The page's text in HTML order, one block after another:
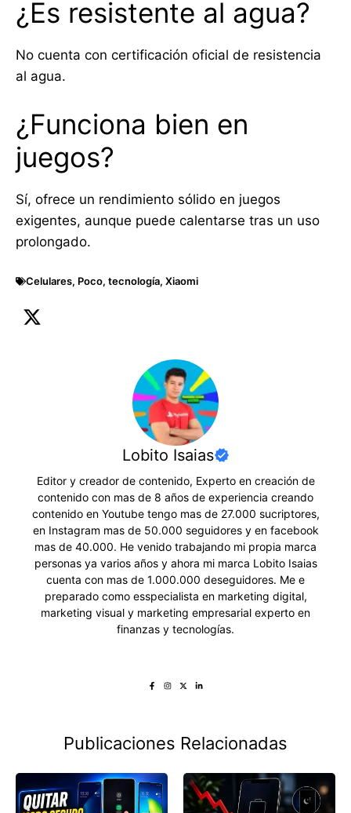
¿Es resistente al agua?
No cuenta con certificación oficial de resistencia
al agua.
¿Funciona bien en
juegos?
Sí, ofrece un rendimiento sólido en juegos
exigentes, aunque puede calentarse tras un uso
prolongado.
Celulares, Poco, tecnología, Xiaomi
Lobito Isaias
Editor y creador de contenido, Experto en creación de
contenido con mas de 8 años de experiencia creando
contenido en Youtube tengo mas de 27.000 sucriptores,
en Instagram mas de 50.000 seguidores y en facebook
mas de 40.000. He venido trabajando mi propia marca
personas ya varios años y ahora mi marca Lobito Isaias
cuenta con mas de 1.000.000 deseguidores. Me e
preparado como esspecialista en marketing digital,
marketing visual y marketing empresarial experto en
finanzas y tecnologías.
Publicaciones Relacionadas